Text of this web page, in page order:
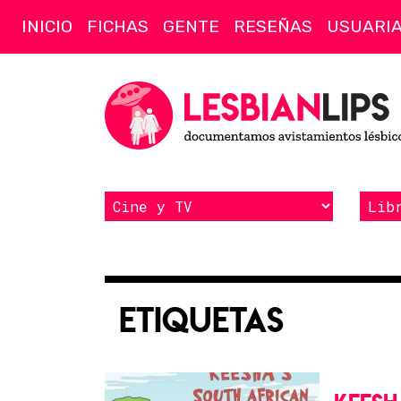
INICIO FICHAS GENTE RESEÑAS
Etiquetas